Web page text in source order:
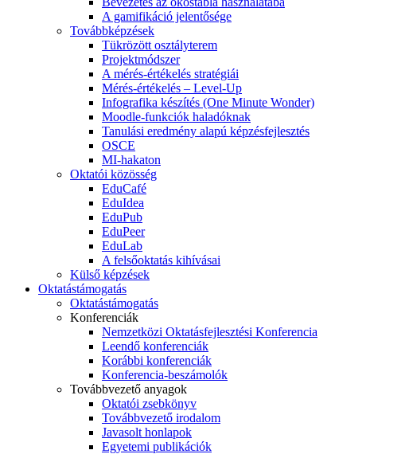
A gamifikáció jelentősége
Továbbképzések
Tükrözött osztályterem
Projektmódszer
A mérés-értékelés stratégiái
Mérés-értékelés – Level-Up
Infografika készítés (One Minute Wonder)
Moodle-funkciók haladóknak
Tanulási eredmény alapú képzésfejlesztés
OSCE
MI-hakaton
Oktatói közösség
EduCafé
EduIdea
EduPub
EduPeer
EduLab
A felsőoktatás kihívásai
Külső képzések
Oktatástámogatás
Oktatástámogatás
Konferenciák
Nemzetközi Oktatásfejlesztési Konferencia
Leendő konferenciák
Korábbi konferenciák
Konferencia-beszámolók
Továbbvezető anyagok
Oktatói zsebkönyv
Továbbvezető irodalom
Javasolt honlapok
Egyetemi publikációk